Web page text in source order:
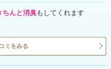
ちんと消臭もしてくれます
ミをみる